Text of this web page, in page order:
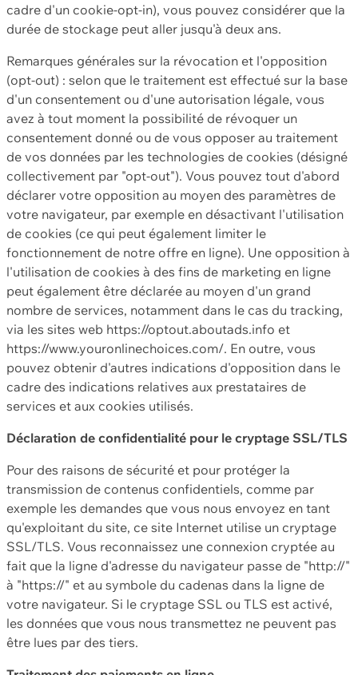
cadre d'un cookie-opt-in), vous pouvez considérer que la
durée de stockage peut aller jusqu'à deux ans.
Remarques générales sur la révocation et l'opposition
(opt-out) : selon que le traitement est effectué sur la base
d'un consentement ou d'une autorisation légale, vous
avez à tout moment la possibilité de révoquer un
consentement donné ou de vous opposer au traitement
de vos données par les technologies de cookies (désigné
collectivement par "opt-out"). Vous pouvez tout d'abord
déclarer votre opposition au moyen des paramètres de
votre navigateur, par exemple en désactivant l'utilisation
de cookies (ce qui peut également limiter le
fonctionnement de notre offre en ligne). Une opposition à
l'utilisation de cookies à des fins de marketing en ligne
peut également être déclarée au moyen d'un grand
nombre de services, notamment dans le cas du tracking,
via les sites web https://optout.aboutads.info et
https://www.youronlinechoices.com/. En outre, vous
pouvez obtenir d'autres indications d'opposition dans le
cadre des indications relatives aux prestataires de
services et aux cookies utilisés.
Déclaration de confidentialité pour le cryptage SSL/TLS
Pour des raisons de sécurité et pour protéger la
transmission de contenus confidentiels, comme par
exemple les demandes que vous nous envoyez en tant
qu'exploitant du site, ce site Internet utilise un cryptage
SSL/TLS. Vous reconnaissez une connexion cryptée au
fait que la ligne d'adresse du navigateur passe de "http://"
à "https://" et au symbole du cadenas dans la ligne de
votre navigateur. Si le cryptage SSL ou TLS est activé,
les données que vous nous transmettez ne peuvent pas
être lues par des tiers.